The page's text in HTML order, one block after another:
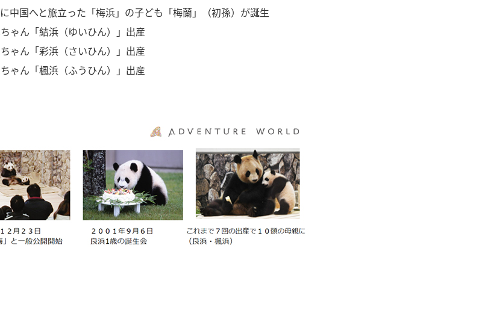
国へと旅立った「梅浜」の子ども「梅蘭」（初孫）が誕生
ん「結浜（ゆいひん）」出産
ん「彩浜（さいひん）」出産
ゃん「楓浜（ふうひん）」出産